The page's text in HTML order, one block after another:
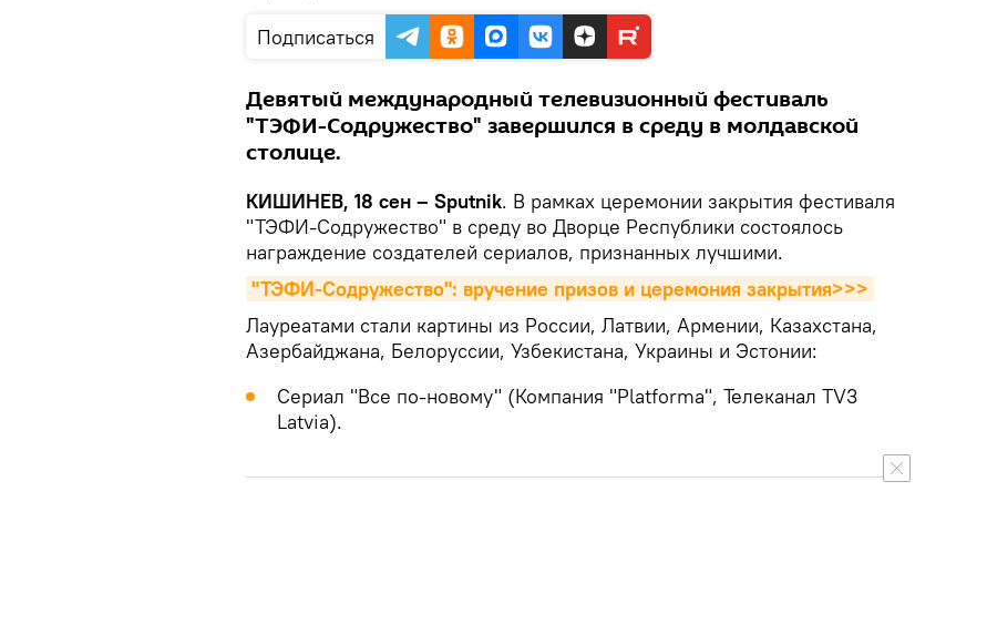
Подписаться
Девятый международный телевизионный фестиваль
"ТЭФИ-Содружество" завершился в среду в молдавской
столице.
КИШИНЕВ, 18 сен – Sputnik. В рамках церемонии закрытия фестиваля
"ТЭФИ-Содружество" в среду во Дворце Республики состоялось
награждение создателей сериалов, признанных лучшими.
"ТЭФИ-Содружество": вручение призов и церемония закрытия>>>
Лауреатами стали картины из России, Латвии, Армении, Казахстана,
Азербайджана, Белоруссии, Узбекистана, Украины и Эстонии:
Сериал "Все по-новому" (Компания "Platforma", Телеканал TV3
Latvia).